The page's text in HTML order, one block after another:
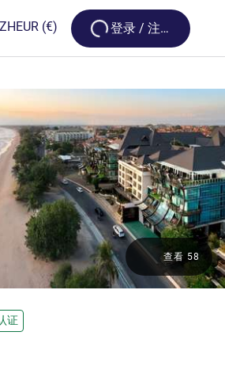
ZHEUR (€) Loading...
登录 / 注册
证
查看 58